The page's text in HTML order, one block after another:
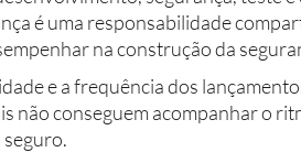
é uma responsabilidade
na construção da
e a frequência dos
não conseguem acompanhar o
seguro.